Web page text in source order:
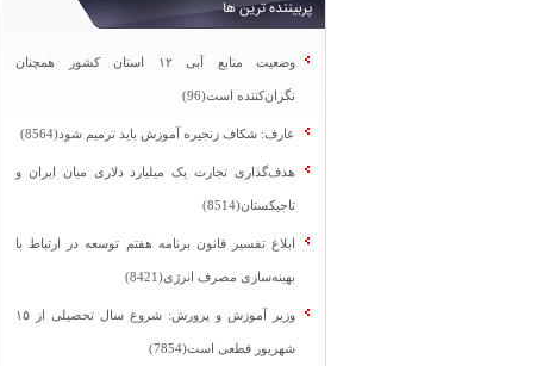
پربیننده ترین ها
وضعیت منابع آبی ۱۲ استان کشور همچنان
نگران‌کننده است(96)
عارف: شکاف زنجیره آموزش باید ترمیم شود(8564)
هدف‌گذاری تجارت یک میلیارد دلاری میان ایران و
تاجیکستان(8514)
ابلاغ تفسیر قانون برنامه هفتم توسعه در ارتباط با
بهینه‌سازی مصرف انرژی(8421)
وزیر آموزش و پرورش: شروع سال تحصیلی از ۱۵
شهریور قطعی است(7854)